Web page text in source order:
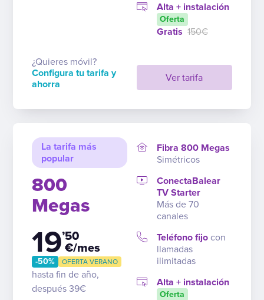
Ver tarifa
Alta + instalación
Oferta
Gratis 150€
¿Quieres móvil?
Configura tu tarifa y
ahorra
La tarifa más
popular
800
Megas
19’50
€/mes
-50% OFERTA VERANO
hasta fin de año,
después 39€
Fibra 800 Megas
Simétricos
ConectaBalear
TV Starter
Más de 70
canales
Teléfono fijo con
llamadas
ilimitadas
Alta + instalación
Oferta